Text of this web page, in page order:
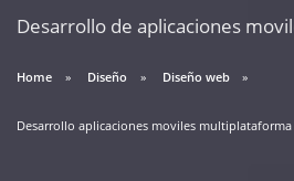
Desarrollo de aplicaciones
Home Diseño Diseño web
Desarrollo aplicaciones moviles multiplataforma